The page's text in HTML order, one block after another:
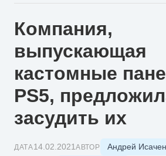
Компания,
выпускающая
кастомные
PS5,
засудить их
ДАТА14.02.2021 АВТОР Андрей